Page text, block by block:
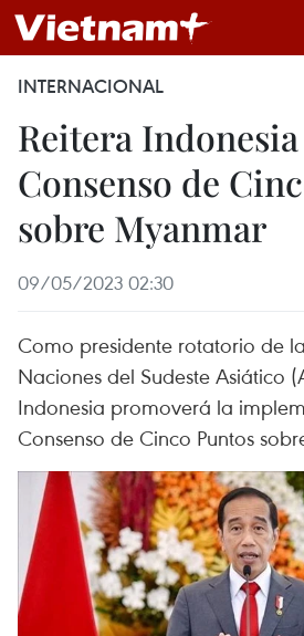
INTERNACIONAL
Reitera
Consenso de
sobre Myanmar
09/05/2023 02:30
Como presidente rotatorio de
Naciones del Sudeste Asiático
Indonesia promoverá la
Consenso de Cinco Puntos